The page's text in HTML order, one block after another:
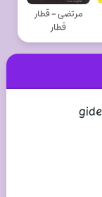
مرتضی - قطار
قطار